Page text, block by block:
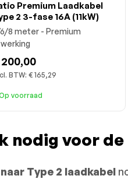
Premium Laadkabel
2 3-fase 16A (11kW)
8 meter - Premium
BTW: € 165,29
voorraad
nodig voor de
Type 2 laadkabel